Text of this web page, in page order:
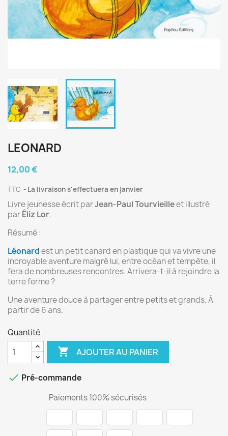
LEONARD
12,00 €
TTC La livraison s'effectuera en janvier
Livre jeunesse écrit parJean-Paul Tourvieilleet illustré
parÉliz Lor.
Résumé :
Léonardest un petit canard en plastique qui va vivre une
incroyable aventure malgré lui, entre océan et tempête, il
fera de nombreuses rencontres. Arrivera-t-il à rejoindre la
terre ferme ?
Une aventure douce à partager entre petits et grands. À
partir de 6 ans.
Quantité
 AJOUTER AU PANIER
 Pré-commande
Paiements 100% sécurisés